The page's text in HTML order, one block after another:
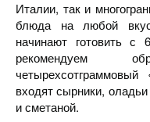
Италии, так и
блюда на любой
начинают готовить с
рекомендуем
входят сырники,
и сметаной.